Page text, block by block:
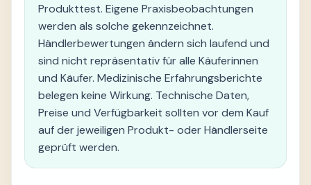
Produkttest. Eigene Praxisbeobachtungen
werden als solche gekennzeichnet.
Händlerbewertungen ändern sich laufend und
sind nicht repräsentativ für alle Käuferinnen
und Käufer. Medizinische Erfahrungsberichte
belegen keine Wirkung. Technische Daten,
Preise und Verfügbarkeit sollten vor dem Kauf
auf der jeweiligen Produkt- oder Händlerseite
geprüft werden.